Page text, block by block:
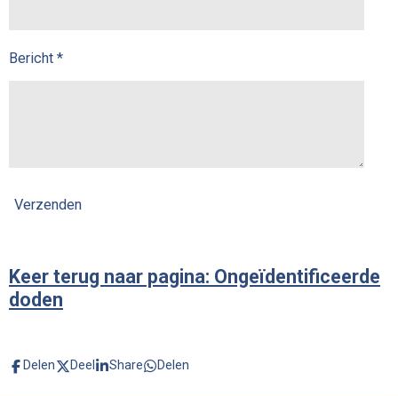
Bericht *
Verzenden
Keer terug naar pagina: Ongeïdentificeerde
doden
Delen Deel Share Delen